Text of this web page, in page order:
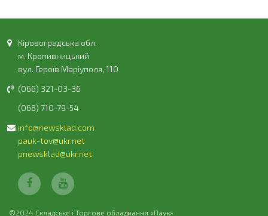
Кіровоградська обл.
м. Кропивницький
вул. Героїв Маріуполя, 110
(066) 321-03-36
(068) 710-79-54
info@newsklad.com
pauk-tov@ukr.net
pnewsklad@ukr.net
©2024 Складське і Торгове обладнання «Паук»